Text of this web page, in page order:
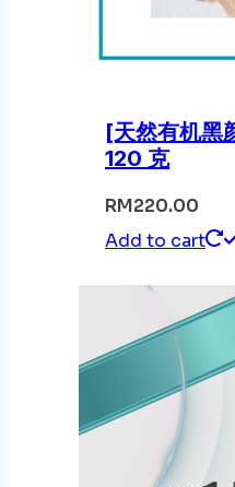
[天然有机黑
120 克
RM220.00
Add to cart